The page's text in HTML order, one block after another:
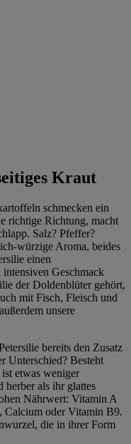
Kraut
schmecken ein
richtige Richtung, macht
Salz? Pfeffer?
würzige Aroma, beides
einen
Geschmack
der Doldenblüter gehört,
mit Fisch, Fleisch und
unsere
bereits den Zusatz
Unterschied? Besteht
etwas weniger
herber als ihr glattes
Nährwert: Vitamin A
Calcium oder Vitamin B9.
die in ihrer Form